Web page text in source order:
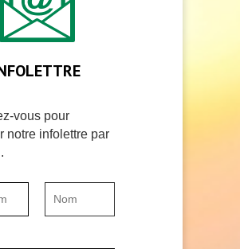
vous pour
notre infolettre par